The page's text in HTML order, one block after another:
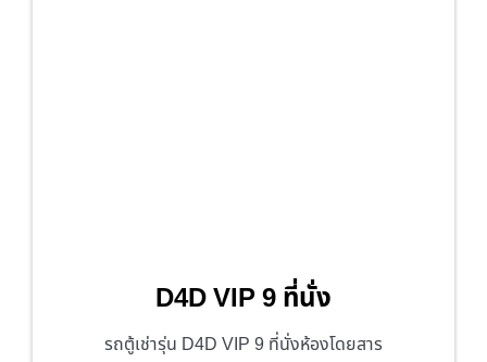
D4D VIP 9 ที่นั่ง
รถตู้เช่ารุ่น D4D VIP 9 ที่นั่งห้องโดยสาร